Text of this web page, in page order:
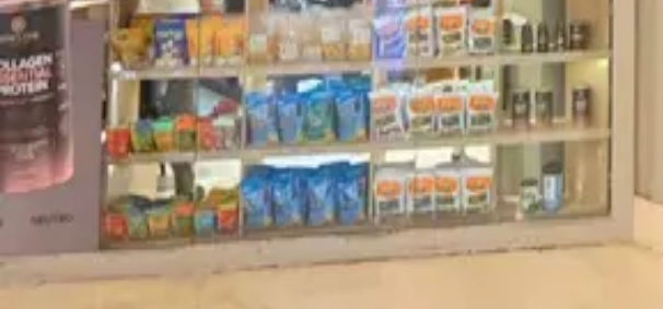
(27) 3335-1000
Assessoria de Imprensa:
(27) 2104-0804
Comercialização:
(27) 3145-5900
Powered by: